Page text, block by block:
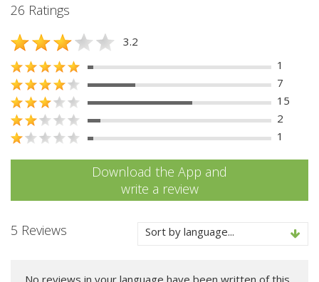
26 Ratings
3.2
1
7
15
2
1
Download the App and
write a review
5 Reviews Sort by language...
No reviews in your language have been written of this